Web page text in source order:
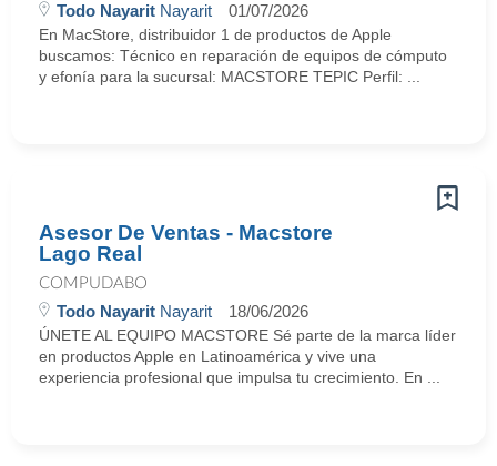
Todo Nayarit Nayarit 01/07/2026
En MacStore, distribuidor 1 de productos de Apple
buscamos: Técnico en reparación de equipos de cómputo
y efonía para la sucursal: MACSTORE TEPIC Perfil: ...
Asesor De Ventas - Macstore
Lago Real
COMPUDABO
Todo Nayarit Nayarit 18/06/2026
ÚNETE AL EQUIPO MACSTORE Sé parte de la marca líder
en productos Apple en Latinoamérica y vive una
experiencia profesional que impulsa tu crecimiento. En ...